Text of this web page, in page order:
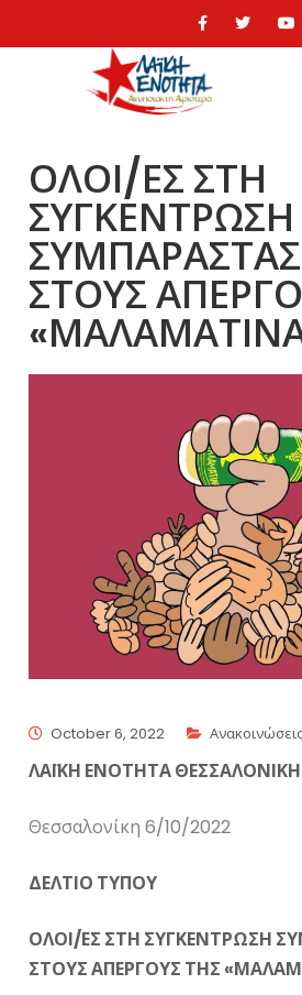
ΟΛΟΙ/ΕΣ ΣΤΗ
ΣΥΓΚΕΝΤΡΩΣΗ
ΣΤΟΥΣ
October 6, 2022
ΛΑΪΚΗ ΕΝΟΤΗΤΑ
Θεσσαλονίκη 6/10/2022
ΔΕΛΤΙΟ ΤΥΠΟΥ
ΟΛΟΙ/ΕΣ ΣΤΗ ΣΥΓΚΕΝΤΡΩΣΗ
ΣΤΟΥΣ ΑΠΕΡΓΟΥΣ ΤΗΣ